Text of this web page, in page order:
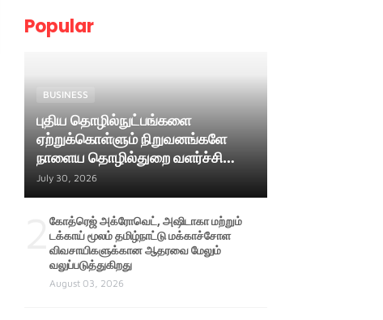
Popular
BUSINESS
புதிய தொழில்நுட்பங்களை
ஏற்றுக்கொள்ளும் நிறுவனங்களே
நாளைய தொழில்துறை வளர்ச்சியை
வழிநடத்தும் ; அமைச்சர் பி. மதன்
ராஜா
July 30, 2026
கோத்ரெஜ் அக்ரோவெட், அஷிடாகா மற்றும்
டக்காய் மூலம் தமிழ்நாட்டு மக்காச்சோள
விவசாயிகளுக்கான ஆதரவை மேலும்
வலுப்படுத்துகிறது
August 03, 2026